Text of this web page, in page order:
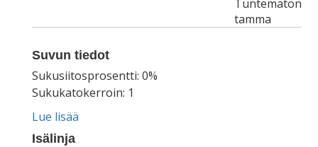
Tuntematon
tamma
Suvun tiedot
Sukusiitosprosentti: 0%
Sukukatokerroin: 1
Lue lisää
Isälinja